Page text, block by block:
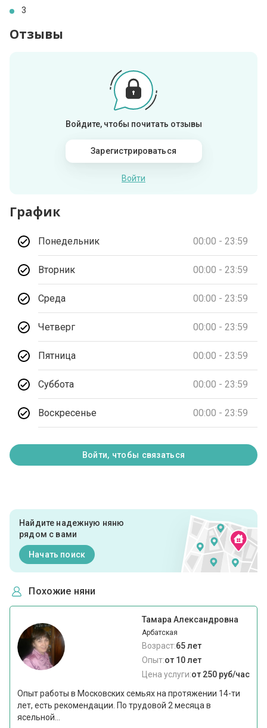
3
Отзывы
Войдите, чтобы почитать отзывы
Зарегистрироваться
Войти
График
Понедельник 00:00 - 23:59
Вторник 00:00 - 23:59
Среда 00:00 - 23:59
Четверг 00:00 - 23:59
Пятница 00:00 - 23:59
Суббота 00:00 - 23:59
Воскресенье 00:00 - 23:59
Войти, чтобы связаться
Найдите надежную няню
рядом с вами
Начать поиск
Похожие няни
Тамара Александровна
Арбатская
Возраст:65 лет
Опыт:от 10 лет
Цена услуги:от 250 руб/час
Опыт работы в Московских семьях на протяжении 14-ти
лет, есть рекомендации. По трудовой 2 месяца в
ясельной...